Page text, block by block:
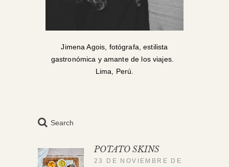
Jimena Agois, fotógrafa, estilista
gastronómica y amante de los viajes.
Lima, Perú.
Search
POTATO SKINS
23 DE NOVIEMBRE DE